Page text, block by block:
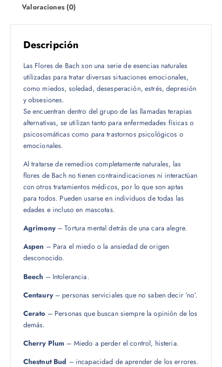
Valoraciones (0)
Descripción
Las Flores de Bach son una serie de esencias naturales
utilizadas para tratar diversas situaciones emocionales,
como miedos, soledad, desesperación, estrés, depresión
y obsesiones.
Se encuentran dentro del grupo de las llamadas terapias
alternativas, se utilizan tanto para enfermedades físicas o
psicosomáticas como para trastornos psicológicos o
emocionales.
Al tratarse de remedios completamente naturales, las
flores de Bach no tienen contraindicaciones ni interactúan
con otros tratamientos médicos, por lo que son aptas
para todos. Pueden usarse en individuos de todas las
edades e incluso en mascotas.
Agrimony– Tortura mental detrás de una cara alegre.
Aspen – Para el miedo o la ansiedad de origen
desconocido.
Beech – Intolerancia.
Centaury– personas serviciales que no saben decir ‘no’.
Cerato – Personas que buscan siempre la opinión de los
demás.
Cherry Plum – Miedo a perder el control, histeria.
Chestnut Bud – incapacidad de aprender de los errores.